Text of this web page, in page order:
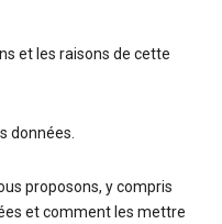
et les raisons de cette
données.
proposons, y compris
et comment les mettre